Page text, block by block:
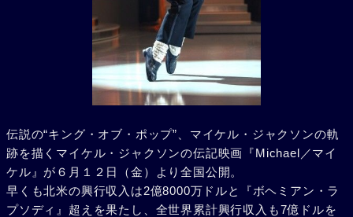
伝説の“キング・オブ・ポップ”、マイケル・ジャクソンの軌
跡を描くマイケル・ジャクソンの伝記映画『Michael／マイ
ケル』が６月１２日（金）より全国公開。
早くも北米の興行収入は2億8000万ドルと『ボヘミアン・ラ
プソディ』超えを果たし、全世界累計興行収入も7億ドルを